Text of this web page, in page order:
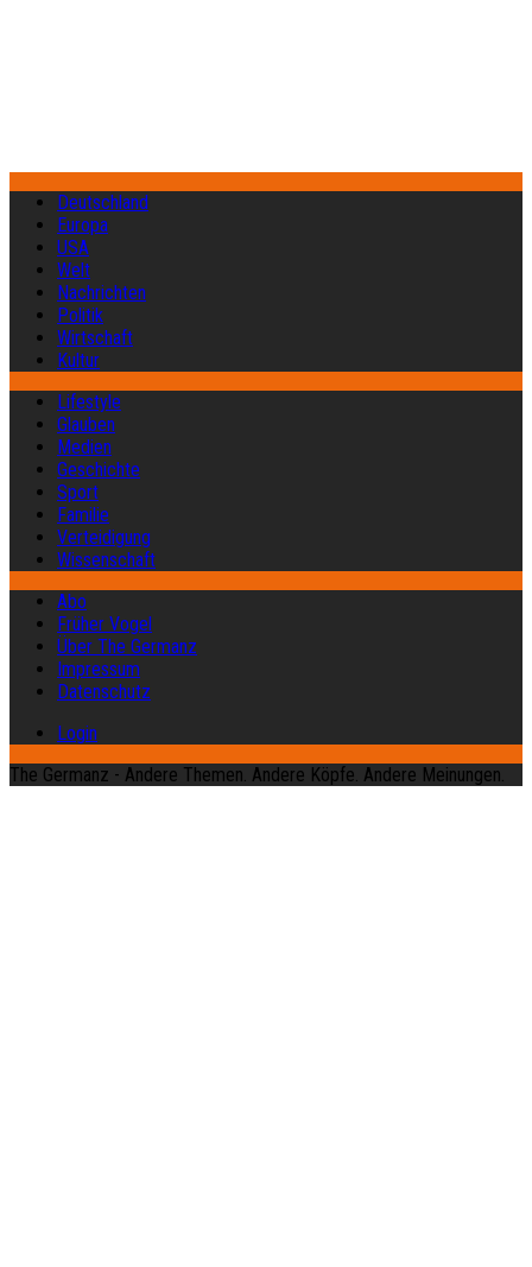
Deutschland
Europa
USA
Welt
Nachrichten
Politik
Wirtschaft
Kultur
Lifestyle
Glauben
Medien
Geschichte
Sport
Familie
Verteidigung
Wissenschaft
Abo
Früher Vogel
Über The Germanz
Impressum
Datenschutz
Login
The Germanz - Andere Themen. Andere Köpfe. Andere Meinungen.